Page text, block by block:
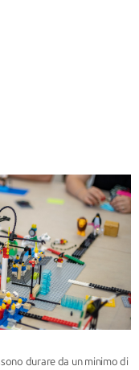
durare da un minimo di